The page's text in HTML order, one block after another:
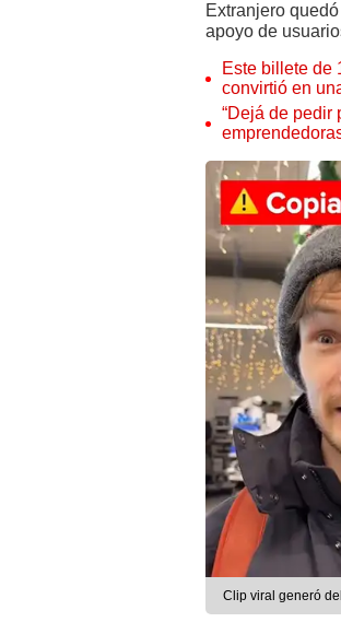
Extranjero
apoyo de
Este billete de
convirtió en
“Dejá de pedir
Clip viral generó